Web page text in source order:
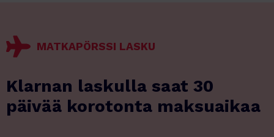
MATKAPÖRSSI LASKU
Klarnan laskulla saat 30
päivää korotonta maksuaikaa